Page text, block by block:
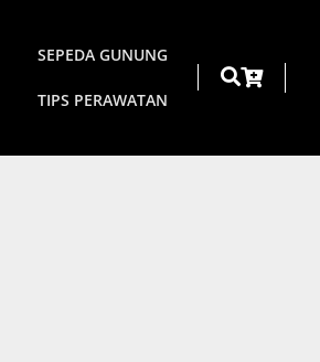
SEPEDA GUNUNG
TIPS PERAWATAN